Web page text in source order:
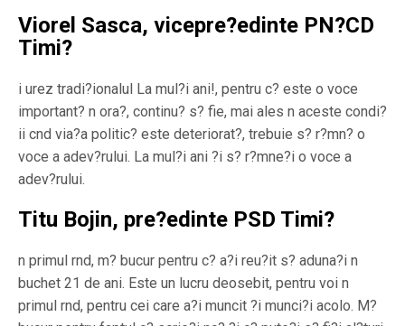
Viorel Sasca, vicepre?edinte PN?CD
Timi?
i urez tradi?ionalul La mul?i ani!, pentru c? este o voce
important? n ora?, continu? s? fie, mai ales n aceste condi?
ii cnd via?a politic? este deteriorat?, trebuie s? r?mn? o
voce a adev?rului. La mul?i ani ?i s? r?mne?i o voce a
adev?rului.
Titu Bojin, pre?edinte PSD Timi?
n primul rnd, m? bucur pentru c? a?i reu?it s? aduna?i n
buchet 21 de ani. Este un lucru deosebit, pentru voi n
primul rnd, pentru cei care a?i muncit ?i munci?i acolo. M?